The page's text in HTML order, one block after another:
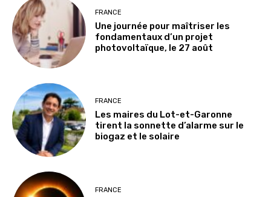
FRANCE
Une journée pour maîtriser les
fondamentaux d’un projet
photovoltaïque, le 27 août
FRANCE
Les maires du Lot-et-Garonne
tirent la sonnette d’alarme sur le
biogaz et le solaire
FRANCE